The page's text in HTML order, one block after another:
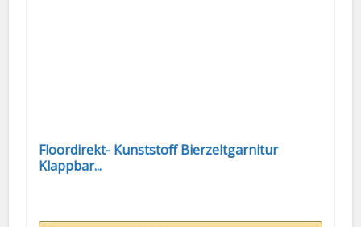
Floordirekt- Kunststoff Bierzeltgarnitur
Klappbar...